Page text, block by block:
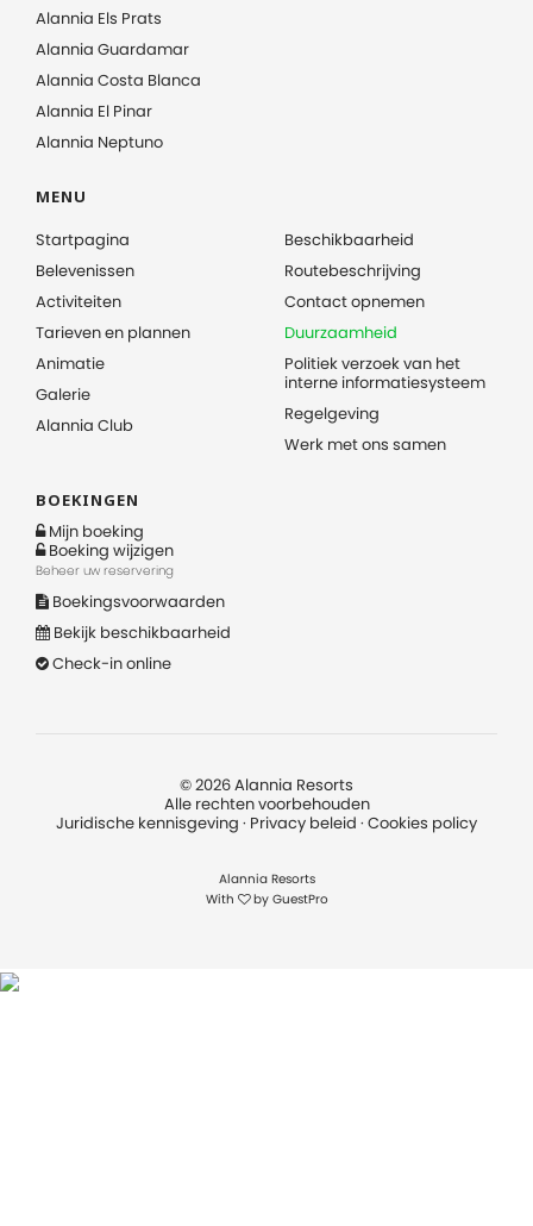
Alannia Els Prats
Alannia Guardamar
Alannia Costa Blanca
Alannia El Pinar
Alannia Neptuno
MENU
Startpagina
Belevenissen
Activiteiten
Tarieven en plannen
Animatie
Galerie
Alannia Club
Beschikbaarheid
Routebeschrijving
Contact opnemen
Duurzaamheid
Politiek verzoek van het
interne informatiesysteem
Regelgeving
Werk met ons samen
BOEKINGEN
Mijn boeking
Boeking wijzigen
Beheer uw reservering
Boekingsvoorwaarden
Bekijk beschikbaarheid
Check-in online
©2026Alannia Resorts
Alle rechten voorbehouden
Juridische kennisgeving · Privacy beleid · Cookies policy
Alannia Resorts
With
by GuestPro